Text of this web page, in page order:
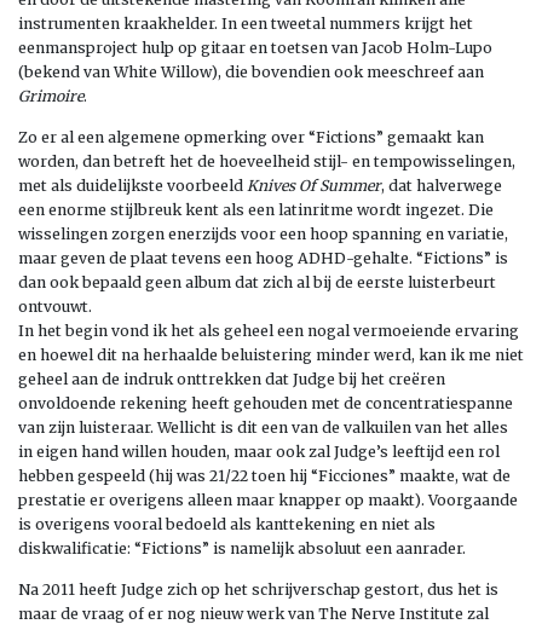
instrumenten kraakhelder. In een tweetal nummers krijgt het
eenmansproject hulp op gitaar en toetsen van Jacob Holm-Lupo
(bekend van White Willow), die bovendien ook meeschreef aan
Grimoire.
Zo er al een algemene opmerking over “Fictions” gemaakt kan
worden, dan betreft het de hoeveelheid stijl- en tempowisselingen,
met als duidelijkste voorbeeld Knives Of Summer, dat halverwege
een enorme stijlbreuk kent als een latinritme wordt ingezet. Die
wisselingen zorgen enerzijds voor een hoop spanning en variatie,
maar geven de plaat tevens een hoog ADHD-gehalte. “Fictions” is
dan ook bepaald geen album dat zich al bij de eerste luisterbeurt
ontvouwt.
In het begin vond ik het als geheel een nogal vermoeiende ervaring
en hoewel dit na herhaalde beluistering minder werd, kan ik me niet
geheel aan de indruk onttrekken dat Judge bij het creëren
onvoldoende rekening heeft gehouden met de concentratiespanne
van zijn luisteraar. Wellicht is dit een van de valkuilen van het alles
in eigen hand willen houden, maar ook zal Judge’s leeftijd een rol
hebben gespeeld (hij was 21/22 toen hij “Ficciones” maakte, wat de
prestatie er overigens alleen maar knapper op maakt). Voorgaande
is overigens vooral bedoeld als kanttekening en niet als
diskwalificatie: “Fictions” is namelijk absoluut een aanrader.
Na 2011 heeft Judge zich op het schrijverschap gestort, dus het is
maar de vraag of er nog nieuw werk van The Nerve Institute zal